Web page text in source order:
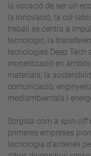
la vocació de ser un
la innovació, la
treball se centra a
tecnològic, la
tecnologies Deep Tech
monetització en
materials, la
comunicació,
mediambientals i
Sorgida com a spin-off
primeres empreses
tecnologia d'antenes